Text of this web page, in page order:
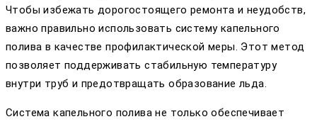
Чтобы избежать дорогостоящего ремонта и неудобств,
важно правильно использовать систему капельного
полива в качестве профилактической меры. Этот метод
позволяет поддерживать стабильную температуру
внутри труб и предотвращать образование льда.
Система капельного полива не только обеспечивает